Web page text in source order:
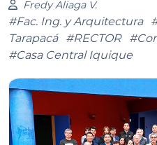
Fredy Aliaga V.
#Fac. Ing. y Arquitectura
Tarapacá
#RECTOR
#Casa Central Iquique